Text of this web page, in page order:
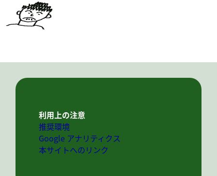
利用上の注意
推奨環境
Google アナリティクス
本サイトへのリンク